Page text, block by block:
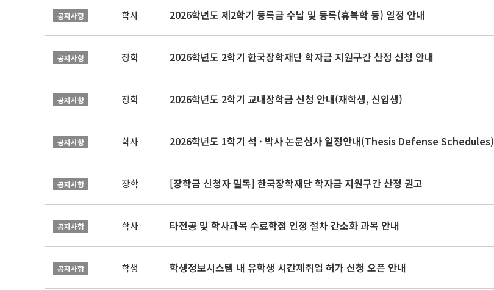
공지사항 학사 2026학년도 제2학기 등록금 수납 및 등록(휴복학 등) 일정 안내
공지사항 장학 2026학년도 2학기 한국장학재단 학자금 지원구간 산정 신청 안내
공지사항 장학 2026학년도 2학기 교내장학금 신청 안내(재학생, 신입생)
공지사항 학사 2026학년도 1학기 석 · 박사 논문심사 일정안내(Thesis Defense Schedules)
공지사항 장학 [장학금 신청자 필독] 한국장학재단 학자금 지원구간 산정 권고
공지사항 학사 타전공 및 학사과목 수료학점 인정 절차 간소화 과목 안내
공지사항 학생 학생정보시스템 내 유학생 시간제취업 허가 신청 오픈 안내